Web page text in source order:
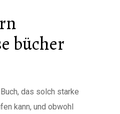
bücher
das solch starke
kann, und obwohl